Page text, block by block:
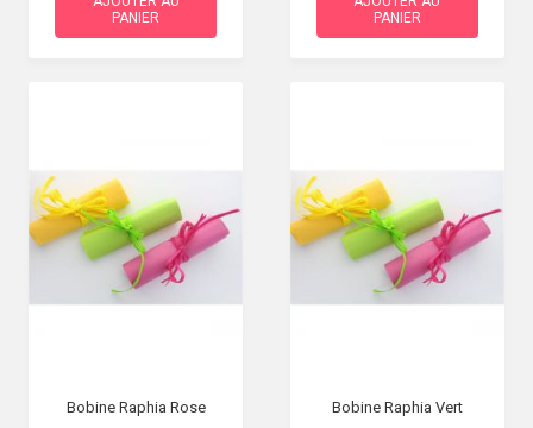
PANIER
PANIER
Bobine Raphia Rose Bobine Raphia Vert